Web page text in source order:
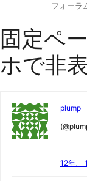
ツ
へ
ス
対
象:
固定ペ
ホで非
plump
12年、